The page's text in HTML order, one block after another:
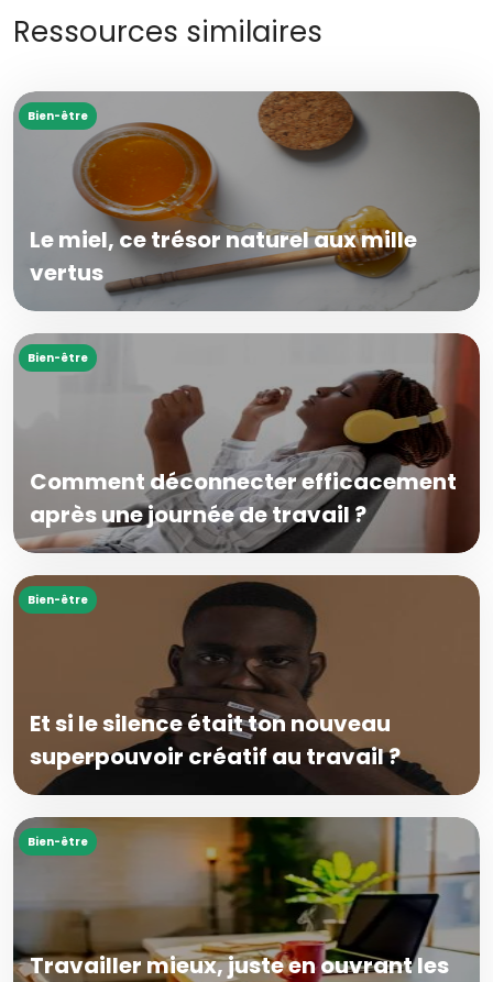
Ressources similaires
Bien-être
Le miel, ce trésor naturel aux mille
vertus
Bien-être
Comment déconnecter efficacement
après une journée de travail ?
Bien-être
Et si le silence était ton nouveau
superpouvoir créatif au travail ?
Bien-être
Travailler mieux, juste en ouvrant les